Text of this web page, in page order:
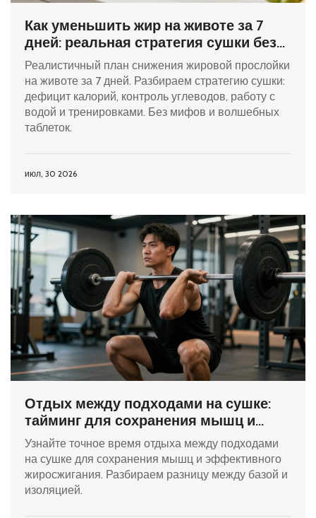
Как уменьшить жир на животе за 7
дней: реальная стратегия сушки без
вреда для здоровья
Реалистичный план снижения жировой прослойки
на животе за 7 дней. Разбираем стратегию сушки:
дефицит калорий, контроль углеводов, работу с
водой и тренировками. Без мифов и волшебных
таблеток.
июл, 30 2026
Отдых между подходами на сушке:
тайминг для сохранения мышц и
сжигания жира
Узнайте точное время отдыха между подходами
на сушке для сохранения мышц и эффективного
жиросжигания. Разбираем разницу между базой и
изоляцией.